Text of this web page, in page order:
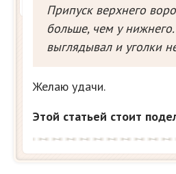
Припуск верхнего
больше, чем у
выглядывал и уголки
Желаю удачи.
Этой статьей стоит